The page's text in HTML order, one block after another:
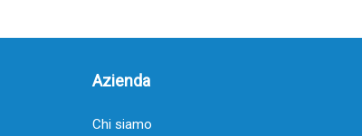
Azienda
Chi siamo